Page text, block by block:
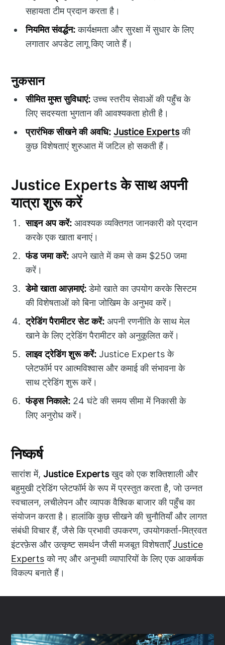
सहायता टीम प्रदान करता है।
नियमित संवर्द्धन:कार्यक्षमता और सुरक्षा में सुधार के लिए
लगातार अपडेट लागू किए जाते हैं।
नुकसान
सीमित मुफ्त सुविधाएं:उच्च स्तरीय सेवाओं की पहुँच के
लिए सदस्यता भुगतान की आवश्यकता होती है।
प्रारंभिक सीखने की अवधि: Justice Expertsकी
कुछ विशेषताएं शुरुआत में जटिल हो सकती हैं।
Justice Experts के साथ अपनी
यात्रा शुरू करें
साइन अप करें: आवश्यक व्यक्तिगत जानकारी को प्रदान
करके एक खाता बनाएं।
फंड जमा करें: अपने खाते में कम से कम $250 जमा
करें।
डेमो खाता आज़माएं:डेमो खाते का उपयोग करके सिस्टम
की विशेषताओं को बिना जोखिम के अनुभव करें।
ट्रेडिंग पैरामीटर सेट करें: अपनी रणनीति के साथ मेल
खाने के लिए ट्रेडिंग पैरामीटर को अनुकूलित करें।
लाइव ट्रेडिंग शुरू करें: Justice Experts के
प्लेटफॉर्म पर आत्मविश्वास और कमाई की संभावना के
साथ ट्रेडिंग शुरू करें।
फंड्स निकाले: 24 घंटे की समय सीमा में निकासी के
लिए अनुरोध करें।
निष्कर्ष
सारांश में,Justice Expertsखुद को एक शक्तिशाली और
बहुमुखी ट्रेडिंग प्लेटफॉर्म के रूप में प्रस्तुत करता है, जो उन्नत
स्वचालन, लचीलेपन और व्यापक वैश्विक बाजार की पहुँच का
संयोजन करता है। हालांकि कुछ सीखने की चुनौतियाँ और लागत
संबंधी विचार हैं, जैसे कि प्रभावी उपकरण, उपयोगकर्ता-मित्रवत
इंटरफ़ेस और उत्कृष्ट समर्थन जैसी मजबूत विशेषताएँJustice
Expertsको नए और अनुभवी व्यापारियों के लिए एक आकर्षक
विकल्प बनाते हैं।